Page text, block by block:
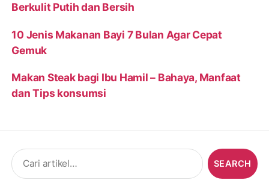
Berkulit Putih dan Bersih
10 Jenis Makanan Bayi 7 Bulan Agar Cepat
Gemuk
Makan Steak bagi Ibu Hamil – Bahaya, Manfaat
dan Tips konsumsi
Search
for: